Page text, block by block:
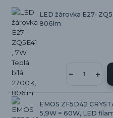
LED žárovka E27-
806lm
EMOS ZF5D42
5,9W = 60W, LED